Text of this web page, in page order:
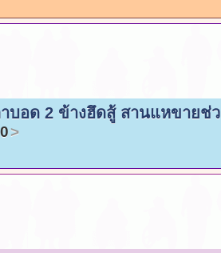
บอด 2 ข้างฮึดสู้ สานแหขายช่